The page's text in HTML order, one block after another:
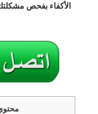
الأكفاء بفحص